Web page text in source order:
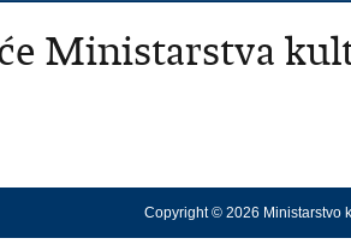
Ministarstva
Copyright © 2026 Ministarstvo